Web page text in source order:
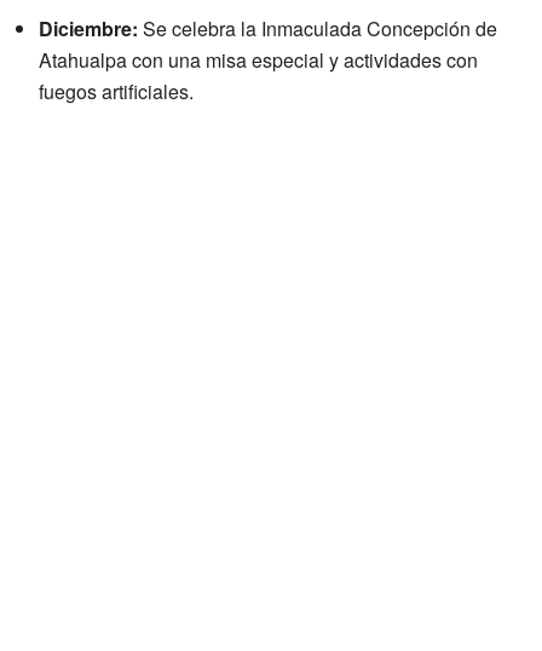
Diciembre: Se celebra la Inmaculada Concepción de
Atahualpa con una misa especial y actividades con
fuegos artificiales.